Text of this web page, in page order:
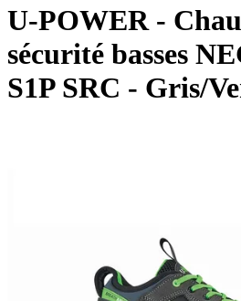
U-POWER -
sécurité basses
S1P SRC - Gris/